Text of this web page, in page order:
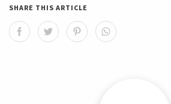
SHARE THIS ARTICLE